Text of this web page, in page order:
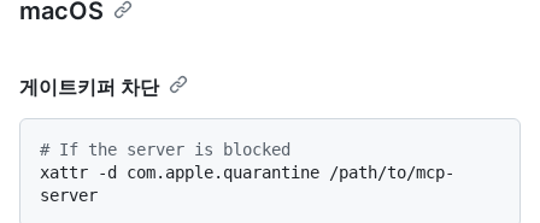
macOS
게이트키퍼 차단
# If the server is blocked
xattr -d com.apple.quarantine /path/to/mcp-